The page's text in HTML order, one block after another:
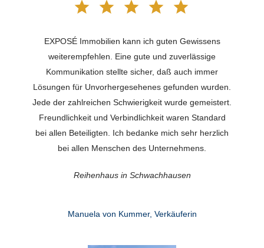
EXPOSÉ Immobilien kann ich guten Gewissens
weiterempfehlen. Eine gute und zuverlässige
Kommunikation stellte sicher, daß auch immer
Lösungen für Unvorhergesehenes gefunden wurden.
Jede der zahlreichen Schwierigkeit wurde gemeistert.
Freundlichkeit und Verbindlichkeit waren Standard
bei allen Beteiligten. Ich bedanke mich sehr herzlich
bei allen Menschen des Unternehmens.
Reihenhaus in Schwachhausen
Manuela von Kummer, Verkäuferin